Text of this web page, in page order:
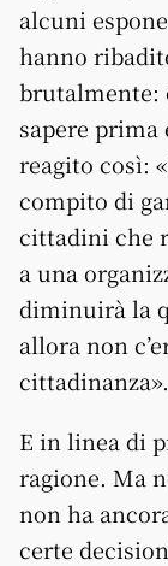
alcuni
hanno
brutalmente:
sapere prima
reagito così:
compito di
cittadini che
a una
diminuirà la
allora non
cittadinanza».
E in linea di
ragione. Ma
non ha
certe